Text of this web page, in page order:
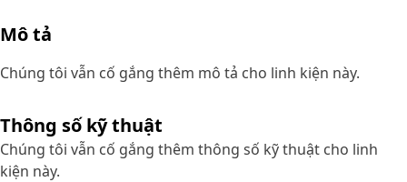
Mô tả
Chúng tôi vẫn cố gắng thêm mô tả cho linh kiện này.
Thông số kỹ thuật
Chúng tôi vẫn cố gắng thêm thông số kỹ thuật cho linh
kiện này.